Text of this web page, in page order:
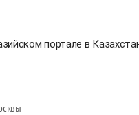
портале в